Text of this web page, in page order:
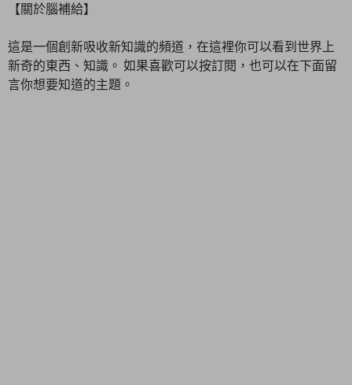
【關於腦補給】
這是一個創新吸收新知識的頻道，在這裡你可以看到世界上
新奇的東西、知識。 如果喜歡可以按訂閱，也可以在下面留
言你想要知道的主題。